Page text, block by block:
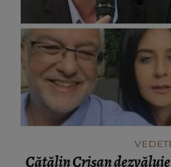
Cătălin Crișan